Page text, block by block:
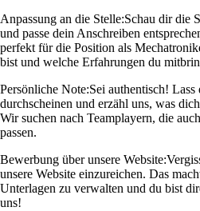
Anpassung an die Stelle:Schau dir die
und passe dein Anschreiben
perfekt für die Position als
bist und welche Erfahrungen du
Persönliche Note:Sei authentisch!
durchscheinen und erzähl uns, was
Wir suchen nach Teamplayern, die
passen.
Bewerbung über unsere Website:
unsere Website einzureichen. Das
Unterlagen zu verwalten und du bist
uns!